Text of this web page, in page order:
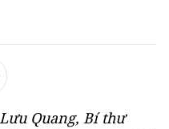
Quang, Bí thư